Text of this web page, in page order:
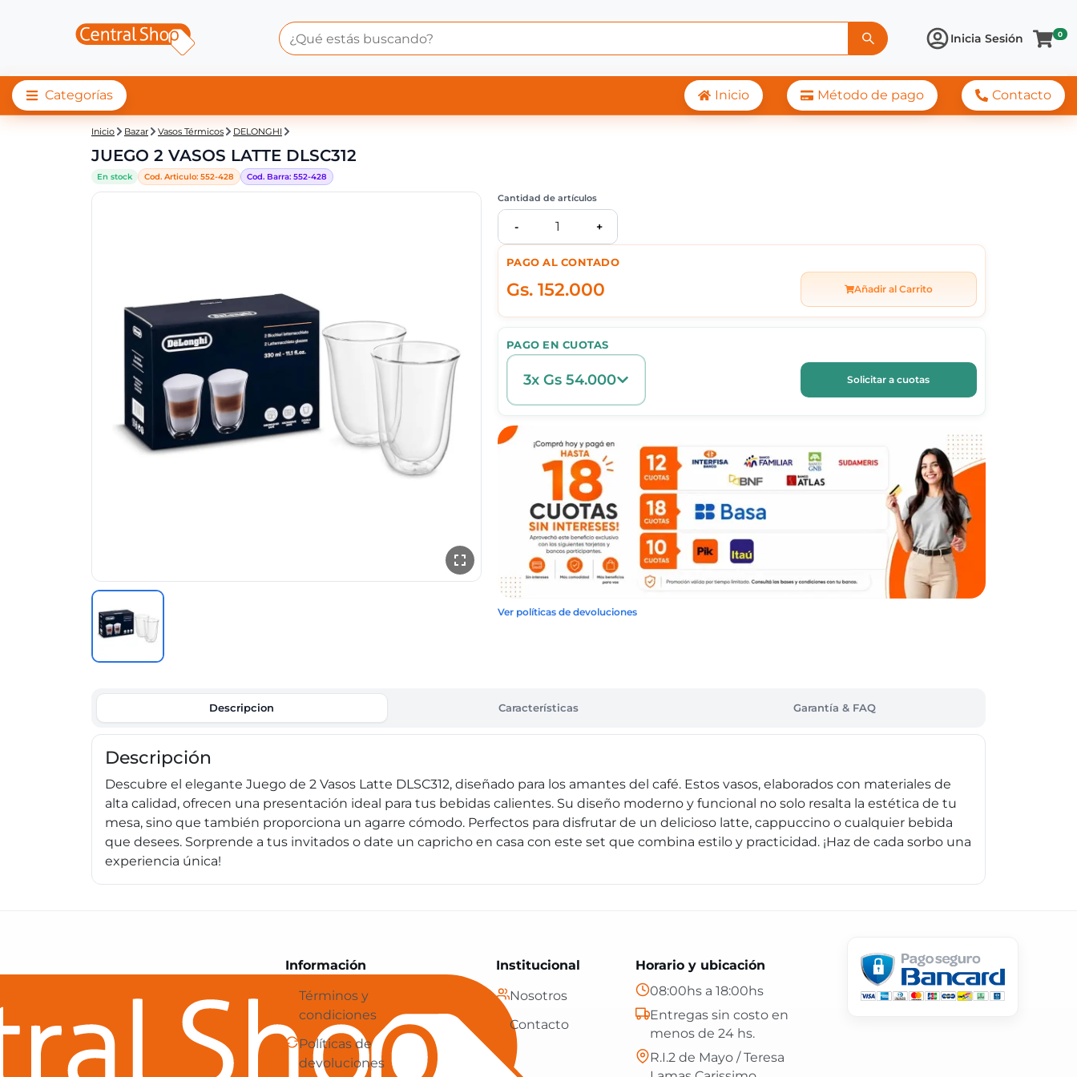
Inicia Sesión 0
Categorías Inicio Método de pago Contacto
Central Shop: JUEGO 2 VASOS LATTE DLSC312
Inicio Bazar Vasos Térmicos DELONGHI
JUEGO 2 VASOS LATTE DLSC312
En stock Cod. Articulo: 552-428 Cod. Barra: 552-428
PAGO AL CONTADO
Gs. 152.000 Añadir al Carrito
PAGO EN CUOTAS
3x Gs 54.000 Solicitar a cuotas
Cantidad de artículos
- 1 +
Ver políticas de devoluciones
Descripcion Características Garantía & FAQ
Descripción
Descubre el elegante Juego de 2 Vasos Latte DLSC312, diseñado para los amantes del café. Estos vasos, elaborados con materiales de
alta calidad, ofrecen una presentación ideal para tus bebidas calientes. Su diseño moderno y funcional no solo resalta la estética de tu
mesa, sino que también proporciona un agarre cómodo. Perfectos para disfrutar de un delicioso latte, cappuccino o cualquier bebida
que desees. Sorprende a tus invitados o date un capricho en casa con este set que combina estilo y practicidad. ¡Haz de cada sorbo una
experiencia única!
Central Shop es tu e-commerce en Paraguay: tecnología, hogar y más, con envíos gratis en 24 hs y atención confiable.
Información
Términos y
condiciones
Políticas de
devoluciones
Institucional
Nosotros
Contacto
Horario y ubicación
08:00hs a 18:00hs
Entregas sin costo en
menos de 24 hs.
R.I.2 de Mayo / Teresa